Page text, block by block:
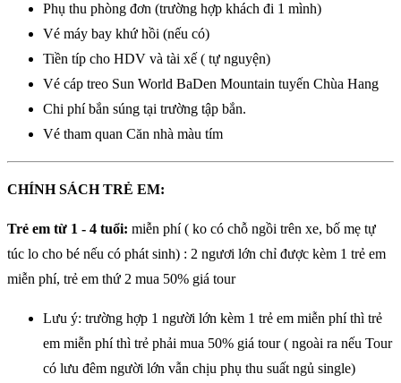
Phụ thu phòng đơn (trường hợp khách đi 1 mình)
Vé máy bay khứ hồi (nếu có)
Tiền típ cho HDV và tài xế ( tự nguyện)
Vé cáp treo Sun World BaDen Mountain tuyến Chùa Hang
Chi phí bắn súng tại trường tập bắn.
Vé tham quan Căn nhà màu tím
CHÍNH SÁCH TRẺ EM:
Trẻ em từ 1 - 4 tuổi: miễn phí ( ko có chỗ ngồi trên xe, bố mẹ tự
túc lo cho bé nếu có phát sinh) : 2 ngươi lớn chỉ được kèm 1 trẻ em
miễn phí, trẻ em thứ 2 mua 50% giá tour
Lưu ý: trường hợp 1 người lớn kèm 1 trẻ em miễn phí thì trẻ
em miễn phí thì trẻ phải mua 50% giá tour ( ngoài ra nếu Tour
có lưu đêm người lớn vẫn chịu phụ thu suất ngủ single)